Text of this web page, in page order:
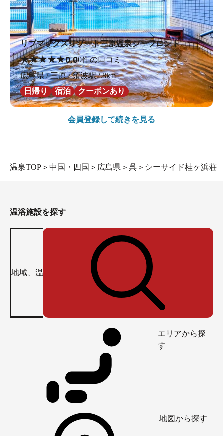
リブマックスリゾート三原温泉シーフロント
★★★★★0.00件の口コミ
広島県 / 三原 / 須波駅2.8km
日帰り
宿泊 クーポンあり
会員登録して続きを見る
温泉TOP ＞ 中国・四国 ＞ 広島県 ＞ 呉 ＞ シーサイド桂ヶ浜荘
温浴施設を探す
エリアから探
す
地図から探す